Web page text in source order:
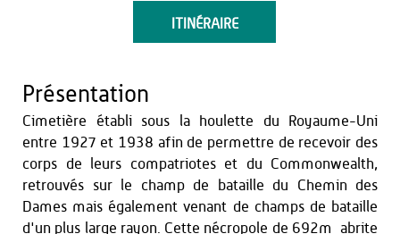
ITINÉRAIRE
Présentation
Cimetière établi sous la houlette du Royaume-Uni
entre 1927 et 1938 afin de permettre de recevoir des
corps de leurs compatriotes et du Commonwealth,
retrouvés sur le champ de bataille du Chemin des
Dames mais également venant de champs de bataille
d'un plus large rayon. Cette nécropole de 692m² abrite